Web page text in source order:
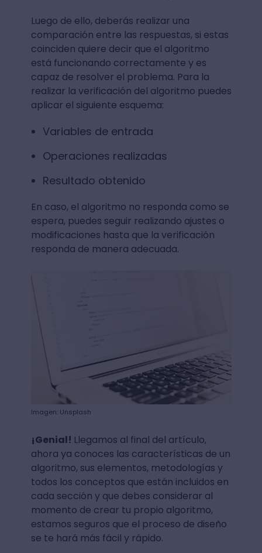
Luego de ello, deberás realizar una
comparación entre las respuestas, si estas
coinciden quiere decir que el algoritmo
está funcionando correctamente y es
capaz de resolver el problema. Para la
realizar la verificación del algoritmo puedes
aplicar el siguiente esquema:
Variables de entrada
Operaciones realizadas
Resultado obtenido
En caso, el algoritmo no responda como se
espera, puedes seguir realizando ajustes o
modificaciones hasta que la verificación
responda de manera adecuada.
Imagen: Unsplash
¡Genial! Llegamos al final del artículo,
ahora ya conoces las características de un
algoritmo, sus elementos, metodologías y
todos los conceptos que están incluidos en
cada sección y que debes considerar al
momento de crear tu propio algoritmo,
estamos seguros que el proceso de diseño
se te hará más fácil y rápido.